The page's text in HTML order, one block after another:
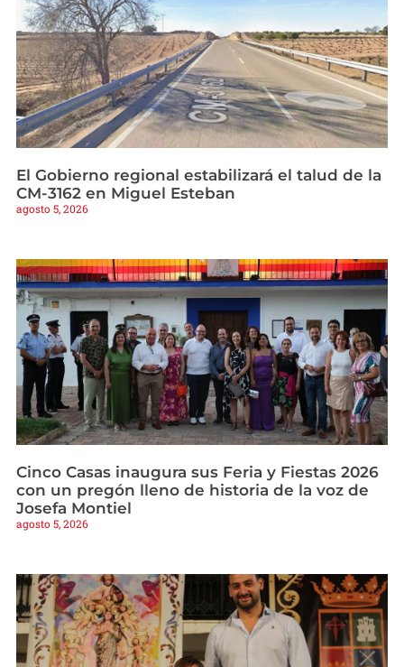
El Gobierno regional estabilizará el talud de la
CM-3162 en Miguel Esteban
agosto 5, 2026
Cinco Casas inaugura sus Feria y Fiestas 2026
con un pregón lleno de historia de la voz de
Josefa Montiel
agosto 5, 2026